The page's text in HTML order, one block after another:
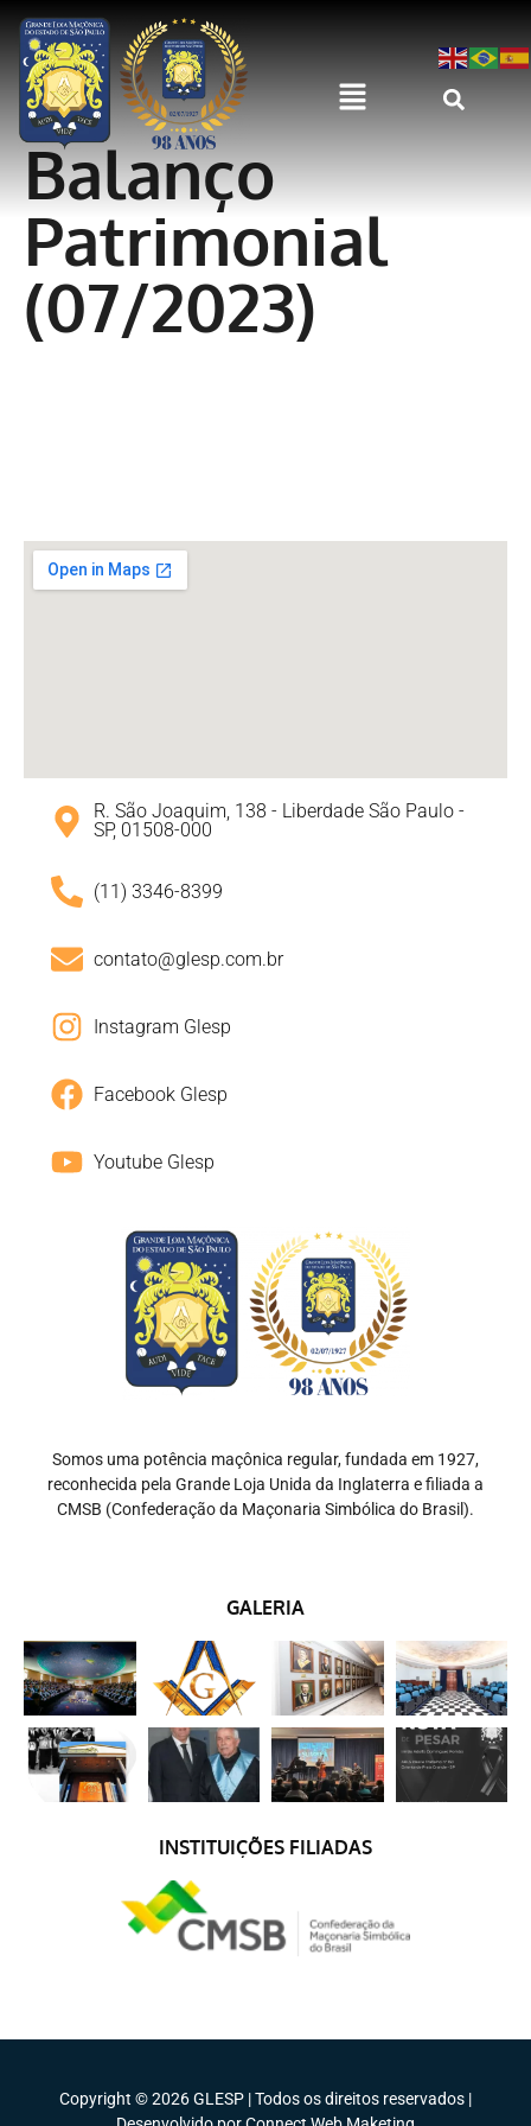
Balanço
Patrimonial
(07/2023)
R. São Joaquim, 138 - Liberdade São Paulo -
SP, 01508-000
(11) 3346-8399
contato@glesp.com.br
Instagram Glesp
Facebook Glesp
Youtube Glesp
Somos uma potência maçônica regular, fundada em 1927,
reconhecida pela Grande Loja Unida da Inglaterra e filiada a
CMSB (Confederação da Maçonaria Simbólica do Brasil).
GALERIA
INSTITUIÇÕES FILIADAS
Copyright © 2026 GLESP | Todos os direitos reservados |